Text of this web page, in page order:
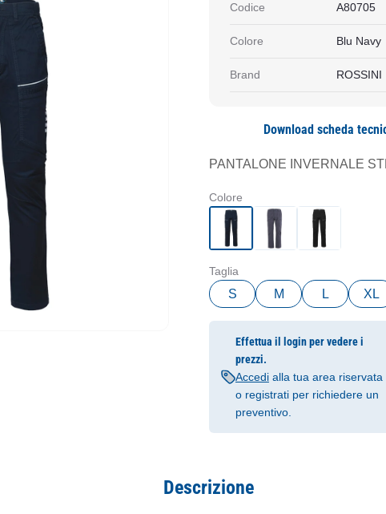
Codice A80705
Colore Blu Navy
Brand ROSSINI
Download scheda
PANTALONE INVERNALE
Colore
Taglia
S M L XL
Effettua il login per vedere i
prezzi.
Accedialla tua area riservata
o registrati per richiedere un
preventivo.
Descrizione